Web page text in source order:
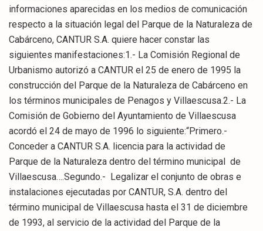
informaciones aparecidas en los medios de comunicación
respecto a la situación legal del Parque de la Naturaleza de
Cabárceno, CANTUR S.A. quiere hacer constar las
siguientes manifestaciones:1.- La Comisión Regional de
Urbanismo autorizó a CANTUR el 25 de enero de 1995 la
construcción del Parque de la Naturaleza de Cabárceno en
los términos municipales de Penagos y Villaescusa.2.- La
Comisión de Gobierno del Ayuntamiento de Villaescusa
acordó el 24 de mayo de 1996 lo siguiente:“Primero.-
Conceder a CANTUR S.A. licencia para la actividad de
Parque de la Naturaleza dentro del término municipal de
Villaescusa….Segundo.- Legalizar el conjunto de obras e
instalaciones ejecutadas por CANTUR, S.A. dentro del
término municipal de Villaescusa hasta el 31 de diciembre
de 1993, al servicio de la actividad del Parque de la